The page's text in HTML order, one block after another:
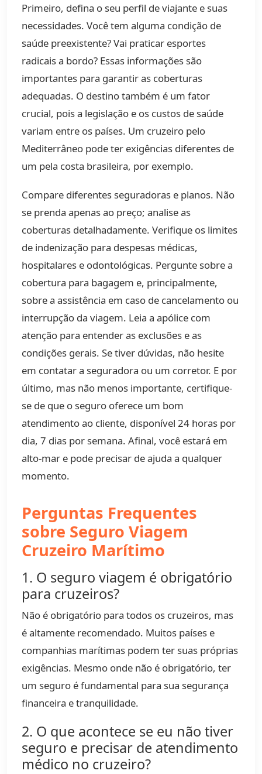
Primeiro, defina o seu perfil de viajante e suas
necessidades. Você tem alguma condição de
saúde preexistente? Vai praticar esportes
radicais a bordo? Essas informações são
importantes para garantir as coberturas
adequadas. O destino também é um fator
crucial, pois a legislação e os custos de saúde
variam entre os países. Um cruzeiro pelo
Mediterrâneo pode ter exigências diferentes de
um pela costa brasileira, por exemplo.
Compare diferentes seguradoras e planos. Não
se prenda apenas ao preço; analise as
coberturas detalhadamente. Verifique os limites
de indenização para despesas médicas,
hospitalares e odontológicas. Pergunte sobre a
cobertura para bagagem e, principalmente,
sobre a assistência em caso de cancelamento ou
interrupção da viagem. Leia a apólice com
atenção para entender as exclusões e as
condições gerais. Se tiver dúvidas, não hesite
em contatar a seguradora ou um corretor. E por
último, mas não menos importante, certifique-
se de que o seguro oferece um bom
atendimento ao cliente, disponível 24 horas por
dia, 7 dias por semana. Afinal, você estará em
alto-mar e pode precisar de ajuda a qualquer
momento.
Perguntas Frequentes
sobre Seguro Viagem
Cruzeiro Marítimo
1. O seguro viagem é obrigatório
para cruzeiros?
Não é obrigatório para todos os cruzeiros, mas
é altamente recomendado. Muitos países e
companhias marítimas podem ter suas próprias
exigências. Mesmo onde não é obrigatório, ter
um seguro é fundamental para sua segurança
financeira e tranquilidade.
2. O que acontece se eu não tiver
seguro e precisar de atendimento
médico no cruzeiro?